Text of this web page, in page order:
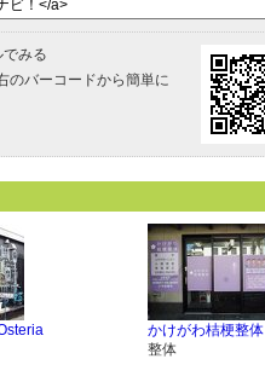
みる
のバーコードから簡単に
かけがわ桔梗整体
整体